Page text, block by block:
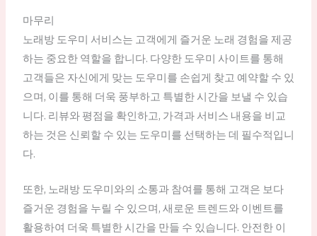
마무리
노래방 도우미 서비스는 고객에게 즐거운 노래 경험을 제공
하는 중요한 역할을 합니다. 다양한 도우미 사이트를 통해
고객들은 자신에게 맞는 도우미를 손쉽게 찾고 예약할 수 있
으며, 이를 통해 더욱 풍부하고 특별한 시간을 보낼 수 있습
니다. 리뷰와 평점을 확인하고, 가격과 서비스 내용을 비교
하는 것은 신뢰할 수 있는 도우미를 선택하는 데 필수적입니
다.
또한, 노래방 도우미와의 소통과 참여를 통해 고객은 보다
즐거운 경험을 누릴 수 있으며, 새로운 트렌드와 이벤트를
활용하여 더욱 특별한 시간을 만들 수 있습니다. 안전한 이